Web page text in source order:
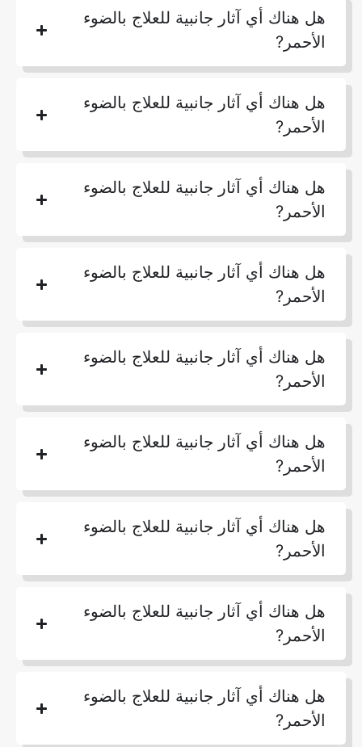
هل هناك أي آثار جانبية للعلاج بالضوء
الأحمر?
هل هناك أي آثار جانبية للعلاج بالضوء
الأحمر?
هل هناك أي آثار جانبية للعلاج بالضوء
الأحمر?
هل هناك أي آثار جانبية للعلاج بالضوء
الأحمر?
هل هناك أي آثار جانبية للعلاج بالضوء
الأحمر?
هل هناك أي آثار جانبية للعلاج بالضوء
الأحمر?
هل هناك أي آثار جانبية للعلاج بالضوء
الأحمر?
هل هناك أي آثار جانبية للعلاج بالضوء
الأحمر?
هل هناك أي آثار جانبية للعلاج بالضوء
الأحمر?